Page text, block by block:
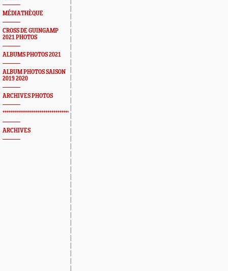
MÉDIATHÈQUE
CROSS DE GUINGAMP
2021 PHOTOS
ALBUMS PHOTOS 2021
ALBUM PHOTOS SAISON
2019 2020
ARCHIVES PHOTOS
*************************************************
ARCHIVES